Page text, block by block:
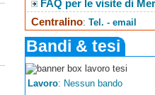
FAQ per le visite di
Centralino:Tel. - email
Bandi & tesi
Lavoro: Nessun bando